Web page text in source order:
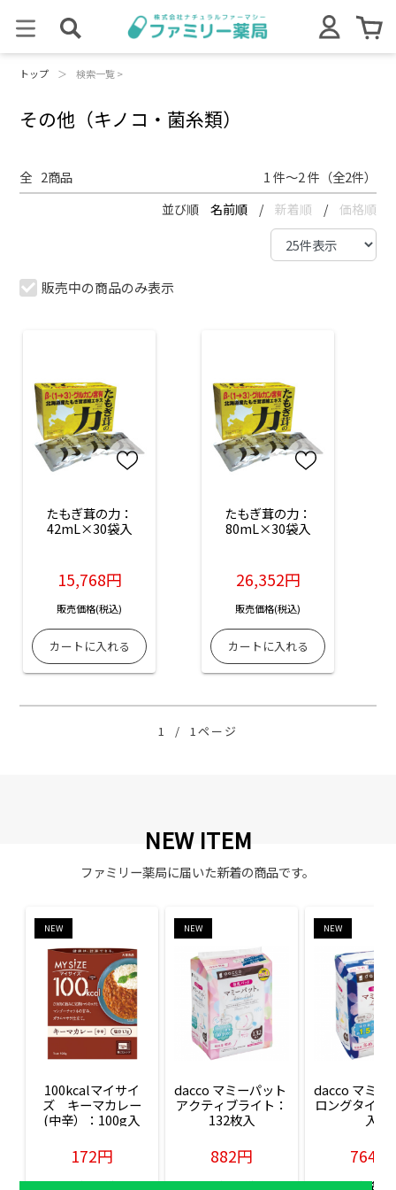
トップ ＞ 検索一覧 >
その他（キノコ・菌糸類）
全 2商品 1 件～2 件（全2件）
並び順 名前順 / 新着順 / 価格順
販売中の商品のみ表示
たもぎ茸の力：
42mL×30袋入
15,768円
販売価格(税込)
たもぎ茸の力：
80mL×30袋入
26,352円
販売価格(税込)
1 / 1ページ
NEW ITEM
ファミリー薬局に届いた新着の商品です。
NEW
100kcalマイサイ
ズ　キーマカレー
(中辛）：100g入
172円
販売価格(税込)
NEW
dacco マミーパット
アクティブライト：
132枚入
882円
販売価格(税込)
NEW
dacco マミー
ロングタイム
入
764円
販売価格(税